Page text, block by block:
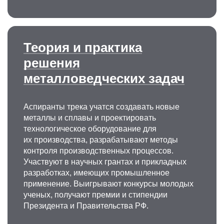
Теория и практика
решения
металловедческих задач
Аспиранты трека учатся создавать новые
металлы и сплавы и проектировать
технологическое оборудование для
их производства, разрабатывают методы
контроля производственных процессов.
Участвуют в научных грантах и прикладных
разработках, имеющих промышленное
применение. Выигрывают конкурсы молодых
ученых, получают премии и стипендии
Президента и Правительства РФ.